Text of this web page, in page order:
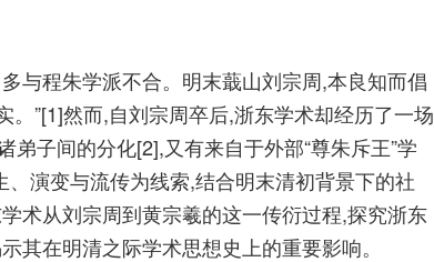
与程朱学派不合。明末蕺山刘宗周,本良知而倡
”[1]然而,自刘宗周卒后,浙东学术却经历了一场
子间的分化[2],又有来自于外部“尊朱斥王”学
、演变与流传为线索,结合明末清初背景下的社
术从刘宗周到黄宗羲的这一传衍过程,探究浙东
其在明清之际学术思想史上的重要影响。